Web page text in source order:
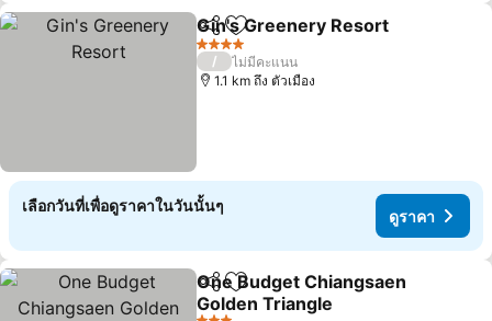
แชร์ เพิ่มในรายการโปรด
Gin's Greenery Resort
4 ดาว
/
ไม่มีคะแนน
1.1 km ถึง ตัวเมือง
เลือกวันที่เพื่อดูราคาในวันนั้นๆ
ดูราคา
แชร์ เพิ่มในรายการโปรด
One Budget Chiangsaen
Golden Triangle